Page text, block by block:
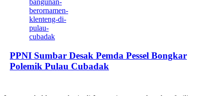
PPNI Sumbar Desak Pemda Pessel Bongkar
Polemik Pulau Cubadak